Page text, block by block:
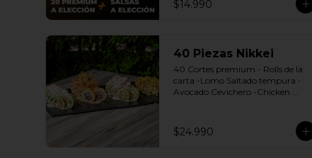
(Promoción no incluye - Roll
$14.990
40 Piezas Nikkei
40 Cortes premium - Rolls de la
carta -Lomo Saltado tempura -
Avocado Cevichero -Chicken
Bless + 3 palitos
$24.990